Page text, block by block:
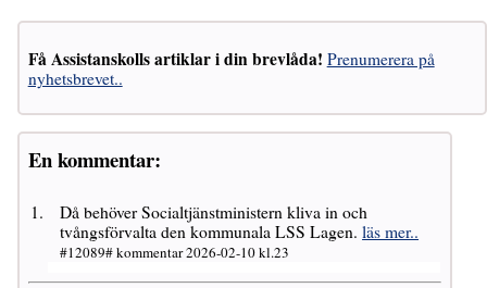
Få Assistanskolls artiklar i din brevlåda! Prenumerera på
nyhetsbrevet..
En kommentar:
Då behöver Socialtjänstministern kliva in och
tvångsförvalta den kommunala LSS Lagen.läs mer..
#12089# kommentar 2026-02-10 kl.23